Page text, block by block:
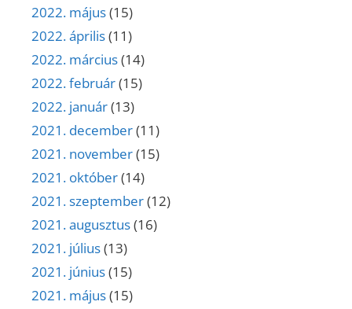
2022. május(15)
2022. április(11)
2022. március(14)
2022. február(15)
2022. január(13)
2021. december(11)
2021. november(15)
2021. október(14)
2021. szeptember(12)
2021. augusztus(16)
2021. július(13)
2021. június(15)
2021. május(15)